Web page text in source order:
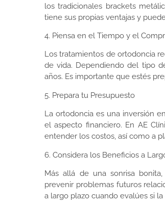
los tradicionales brackets
tiene sus propias ventajas y
4. Piensa en el Tiempo y el
Los tratamientos de ortodoncia
de vida. Dependiendo del tipo
años. Es importante que estés
5. Prepara tu Presupuesto
La ortodoncia es una inversión
el aspecto financiero. En AE
entender los costos, así como a
6. Considera los Beneficios a
Más allá de una sonrisa
prevenir problemas futuros
a largo plazo cuando evalúes si